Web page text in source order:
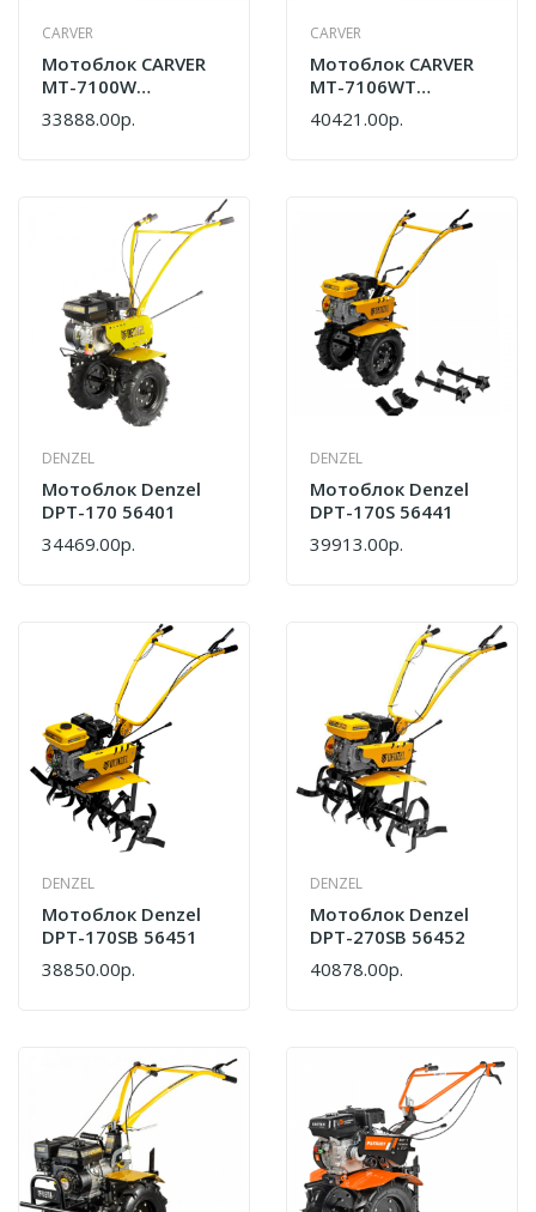
CARVER
Мотоблок CARVER
МТ-7100W
01.006.00040-1
33888.00р.
CARVER
Мотоблок CARVER
МТ-7106WT
01.006.00036
40421.00р.
DENZEL
Мотоблок Denzel
DPT-170 56401
34469.00р.
DENZEL
Мотоблок Denzel
DPT-170S 56441
39913.00р.
DENZEL
Мотоблок Denzel
DPT-170SB 56451
38850.00р.
DENZEL
Мотоблок Denzel
DPT-270SB 56452
40878.00р.